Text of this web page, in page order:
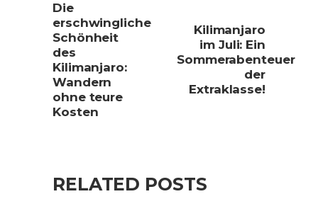
Die
erschwingliche
Schönheit
des
Kilimanjaro:
Wandern
ohne teure
Kosten
Kilimanjaro
im Juli: Ein
Sommerabenteuer
der
Extraklasse!
RELATED POSTS